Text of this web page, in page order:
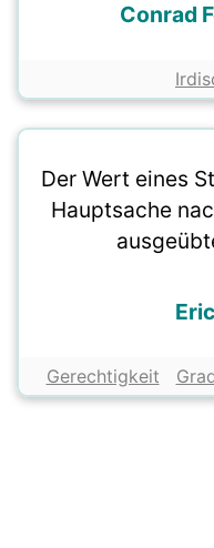
Conrad
Der Wert eines
Hauptsache
Gerechtigkeit